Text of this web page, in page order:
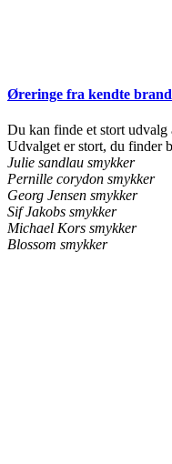
Øreringe fra kendte
Du kan finde et stort
Udvalget er stort, du finder
Julie sandlau smykker
Pernille corydon smykker
Georg Jensen smykker
Sif Jakobs smykker
Michael Kors smykker
Blossom smykker